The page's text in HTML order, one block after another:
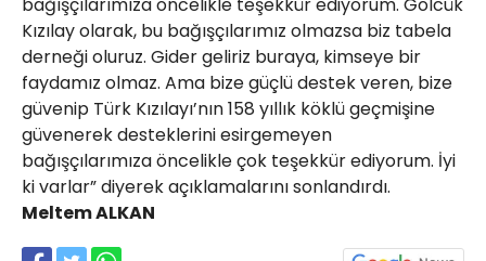
Kızılay olarak, bu bağışçılarımız olmazsa biz tabela
derneği oluruz. Gider geliriz buraya, kimseye bir
faydamız olmaz. Ama bize güçlü destek veren, bize
güvenip Türk Kızılayı’nın 158 yıllık köklü geçmişine
güvenerek desteklerini esirgemeyen
bağışçılarımıza öncelikle çok teşekkür ediyorum. İyi
ki varlar” diyerek açıklamalarını sonlandırdı.
Meltem ALKAN